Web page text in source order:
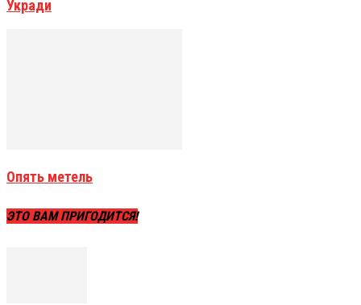
Укради
Опять метель
ЭТО ВАМ ПРИГОДИТСЯ!